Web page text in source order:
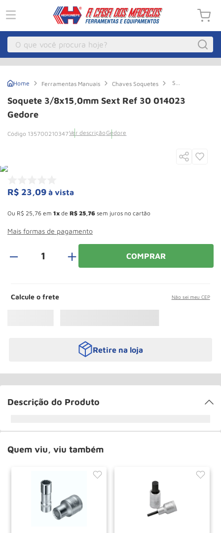
O que você procura hoje?
Ferramentas Manuais Chaves Soquetes
Soquete
Sext
Ref
Soquete 3/8x15,0mm Sext Ref 30 014023
Gedore
135700210347Ver descriçãoGedore
R$ 23,09 à vista
Ou R$ 25 76 em 1 de R$ 25 76 sem juros no cartão
Mais formas de pagamento
＋ COMPRAR
Calcule o frete Não sei meu CEP
Retire na loja
Descrição do Produto
Quem viu, viu também
3 º Macaco Hidraulico
8 Talha
9º Rodizio
10 º